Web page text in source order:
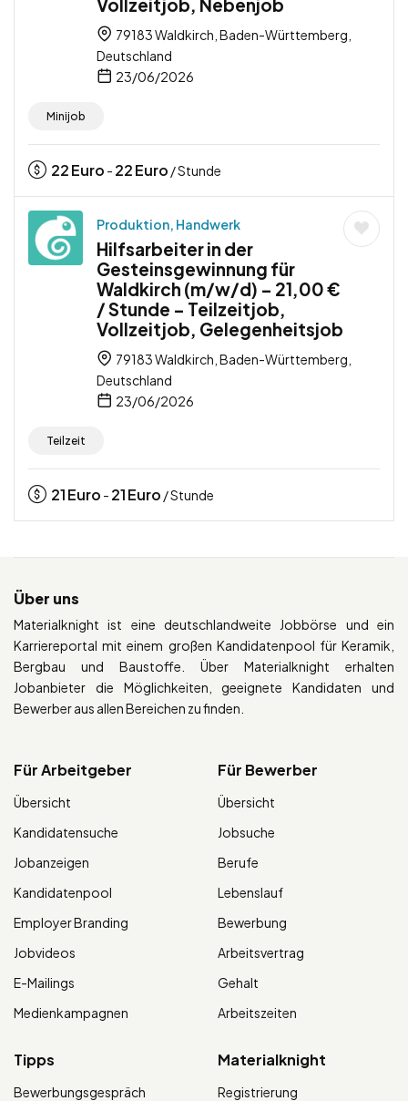
79183 Waldkirch, Baden-Württemberg,
Deutschland
23/06/2026
Minijob
22Euro - 22Euro / Stunde
Produktion, Handwerk
Hilfsarbeiter in der
Gesteinsgewinnung für
Waldkirch (m/w/d) – 21,00 €
/ Stunde – Teilzeitjob,
Vollzeitjob, Gelegenheitsjob
79183 Waldkirch, Baden-Württemberg,
Deutschland
23/06/2026
Teilzeit
21Euro - 21Euro / Stunde
Über uns
Materialknight ist eine deutschlandweite Jobbörse und ein
Karriereportal mit einem großen Kandidatenpool für Keramik,
Bergbau und Baustoffe. Über Materialknight erhalten
Jobanbieter die Möglichkeiten, geeignete Kandidaten und
Bewerber aus allen Bereichen zu finden.
Für Arbeitgeber
Übersicht
Kandidatensuche
Jobanzeigen
Kandidatenpool
Employer Branding
Jobvideos
E-Mailings
Medienkampagnen
Für Bewerber
Übersicht
Jobsuche
Berufe
Lebenslauf
Bewerbung
Arbeitsvertrag
Gehalt
Arbeitszeiten
Tipps
Bewerbungsgespräch
Materialknight
Registrierung